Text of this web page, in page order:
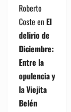
Roberto
Coste en El
delirio de
Diciembre:
Entre la
opulencia y
la Viejita
Belén